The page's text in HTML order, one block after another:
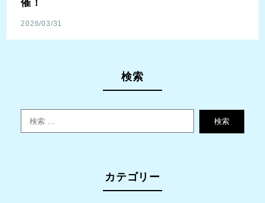
催！
2026/03/31
検索
検索
カテゴリー